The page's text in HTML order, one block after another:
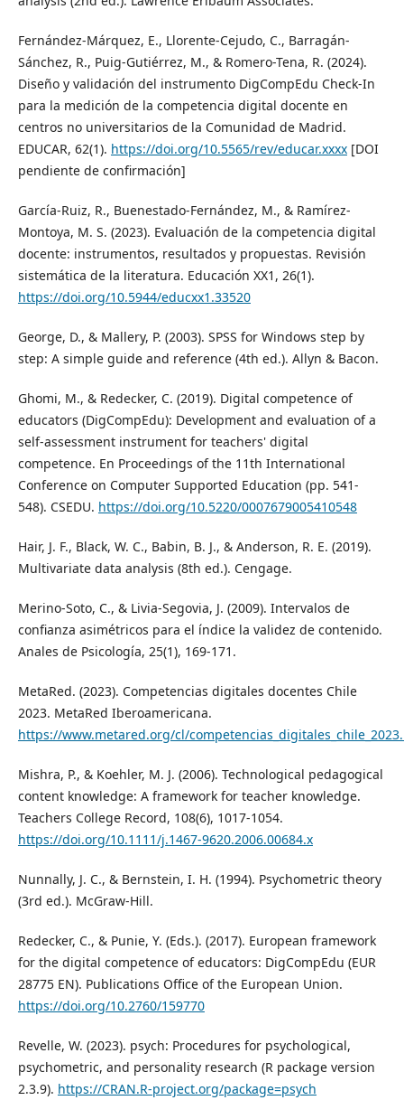
Fernández-Márquez, E., Llorente-Cejudo, C., Barragán-
Sánchez, R., Puig-Gutiérrez, M., & Romero-Tena, R. (2024).
Diseño y validación del instrumento DigCompEdu Check-In
para la medición de la competencia digital docente en
centros no universitarios de la Comunidad de Madrid.
EDUCAR, 62(1). https://doi.org/10.5565/rev/educar.xxxx[DOI
pendiente de confirmación]
García-Ruiz, R., Buenestado-Fernández, M., & Ramírez-
Montoya, M. S. (2023). Evaluación de la competencia digital
docente: instrumentos, resultados y propuestas. Revisión
sistemática de la literatura. Educación XX1, 26(1).
https://doi.org/10.5944/educxx1.33520
George, D., & Mallery, P. (2003). SPSS for Windows step by
step: A simple guide and reference (4th ed.). Allyn & Bacon.
Ghomi, M., & Redecker, C. (2019). Digital competence of
educators (DigCompEdu): Development and evaluation of a
self-assessment instrument for teachers' digital
competence. En Proceedings of the 11th International
Conference on Computer Supported Education (pp. 541-
548). CSEDU. https://doi.org/10.5220/0007679005410548
Hair, J. F., Black, W. C., Babin, B. J., & Anderson, R. E. (2019).
Multivariate data analysis (8th ed.). Cengage.
Merino-Soto, C., & Livia-Segovia, J. (2009). Intervalos de
confianza asimétricos para el índice la validez de contenido.
Anales de Psicología, 25(1), 169-171.
MetaRed. (2023). Competencias digitales docentes Chile
2023. MetaRed Iberoamericana.
https://www.metared.org/cl/
Mishra, P., & Koehler, M. J. (2006). Technological pedagogical
content knowledge: A framework for teacher knowledge.
Teachers College Record, 108(6), 1017-1054.
https://doi.org/10.1111/j.1467-9620.2006.00684.x
Nunnally, J. C., & Bernstein, I. H. (1994). Psychometric theory
(3rd ed.). McGraw-Hill.
Redecker, C., & Punie, Y. (Eds.). (2017). European framework
for the digital competence of educators: DigCompEdu (EUR
28775 EN). Publications Office of the European Union.
https://doi.org/10.2760/159770
Revelle, W. (2023). psych: Procedures for psychological,
psychometric, and personality research (R package version
2.3.9). https://CRAN.R-project.org/package=psych